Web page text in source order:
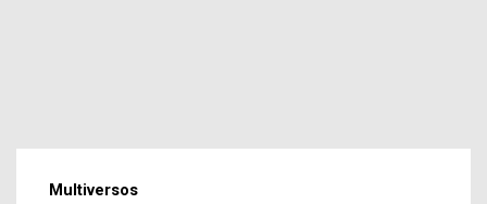
Multiversos